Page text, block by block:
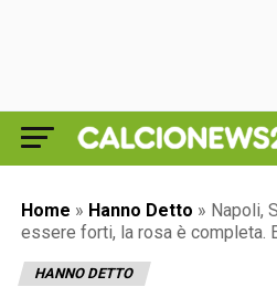
Home » Hanno Detto » Napoli,
essere forti, la rosa è completa.
HANNO DETTO